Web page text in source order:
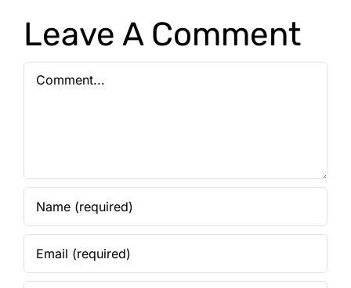
Leave A Comment
Comment